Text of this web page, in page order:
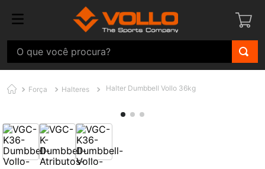
O que você procura?
Força Halteres Halter Dumbbell Vollo 36kg